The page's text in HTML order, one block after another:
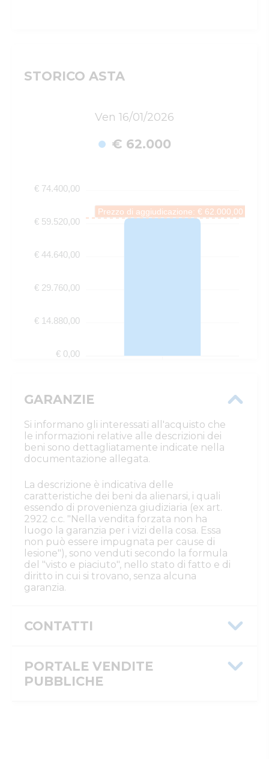
STORICO ASTA
Ven 16/01/2026
€ 62.000
Prezzo di aggiudicazione: € 62.000,00
€ 74.400,00
€ 59.520,00
€ 44.640,00
€ 29.760,00
€ 14.880,00
€ 0,00
GARANZIE
Si informano gli interessati all'acquisto che
le informazioni relative alle descrizioni dei
beni sono dettagliatamente indicate nella
documentazione allegata.
La descrizione è indicativa delle
caratteristiche dei beni da alienarsi, i quali
essendo di provenienza giudiziaria (ex art.
2922 c.c. "Nella vendita forzata non ha
luogo la garanzia per i vizi della cosa. Essa
non può essere impugnata per cause di
lesione"), sono venduti secondo la formula
del "visto e piaciuto", nello stato di fatto e di
diritto in cui si trovano, senza alcuna
garanzia.
CONTATTI
Emilia
Numeri di telefono
Fax: 0522/271150
PORTALE VENDITE
PUBBLICHE